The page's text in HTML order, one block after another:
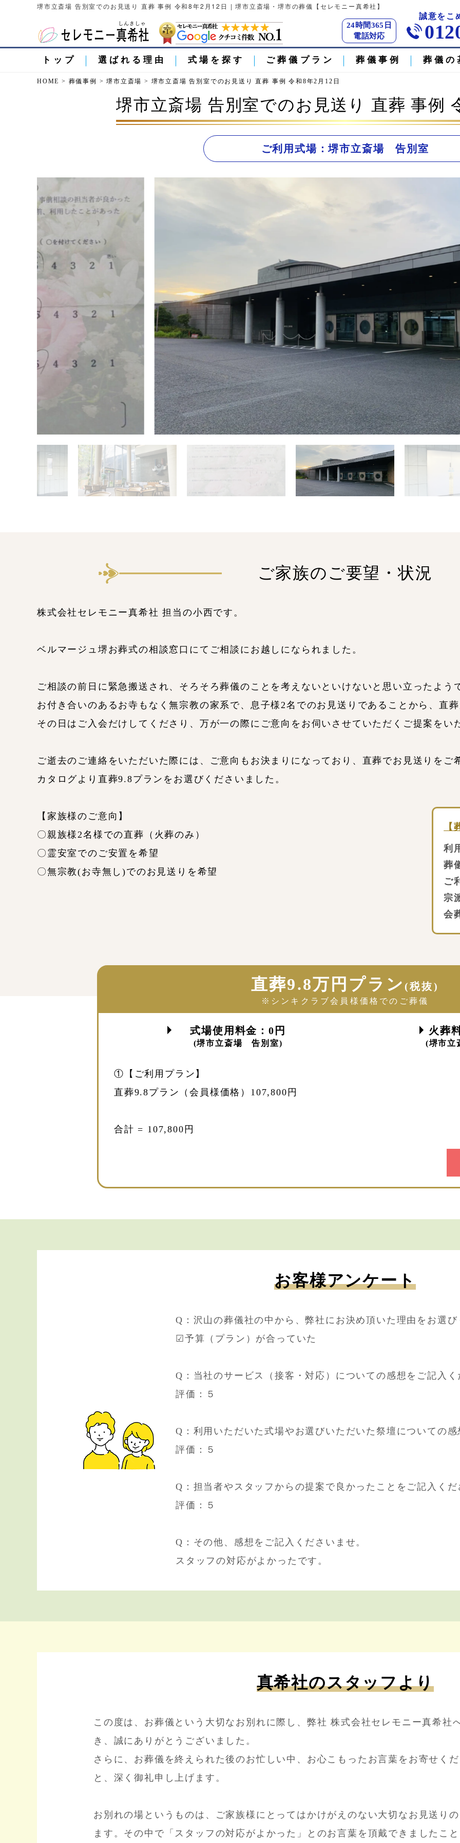
堺市立斎場 告別室でのお見送り 直葬 事例 令和8年2月12日 | 堺市立斎場・堺市の葬儀【セレモニー真希社】
誠意をこ
24時間365日
電話対応
トップ 選ばれる理由 式場を探す ご葬儀プラン 葬儀事例 葬儀の
HOME > 葬儀事例 >堺市立斎場 > 堺市立斎場 告別室でのお見送り 直葬 事例 令和8年2月12日
堺市立斎場 告別室でのお見送り 直葬 事例
ご利用式場：堺市立斎場 告別室
ご家族のご要望・状況
株式会社セレモニー真希社 担当の小西です。
ベルマージュ堺お葬式の相談窓口にてご相談にお越しになられました。
ご相談の前日に緊急搬送され、そろそろ葬儀のことを考えないといけないと思い立ったよう
お付き合いのあるお寺もなく無宗教の家系で、息子様2名でのお見送りであることから、直
その日はご入会だけしてくださり、万が一の際にご意向をお伺いさせていただくご提案をい
ご逝去のご連絡をいただいた際には、ご意向もお決まりになっており、直葬でお見送りをご
カタログより直葬9.8プランをお選びくださいました。
【家族様のご意向】
〇親族様2名様での直葬（火葬のみ）
〇霊安室でのご安置を希望
〇無宗教(お寺無し)でのお見送りを希望
利
葬
ご
会
直葬9.8万円プラン (税抜)
※シンキクラブ会員様価格でのご葬儀
式場使用料金：0円
(堺市立斎場 告別室)
火葬
(堺市
①【ご利用プラン】
直葬9.8プラン（会員様価格）107,800円
合計 = 107,800円
お客様アンケート
Q：沢山の葬儀社の中から、弊社にお決め頂いた理由をお選
☑予算（プラン）が合っていた
Q：当社のサービス（接客・対応）についての感想をご記入
評価：５
Q：利用いただいた式場やお選びいただいた祭壇についての
評価：５
Q：担当者やスタッフからの提案で良かったことをご記入く
評価：５
Q：その他、感想をご記入くださいませ。
スタッフの対応がよかったです。
真希社のスタッフより
この度は、お葬儀という大切なお別れに際し、弊社 株式会社セレモニー真希社
き、誠にありがとうございました。
さらに、お葬儀を終えられた後のお忙しい中、お心こもったお言葉をお寄せく
と、深く御礼申し上げます。
お別れの場というものは、ご家族様にとってはかけがえのない大切なお見送り
ます。その中で「スタッフの対応がよかった」とのお言葉を頂戴できましたこ